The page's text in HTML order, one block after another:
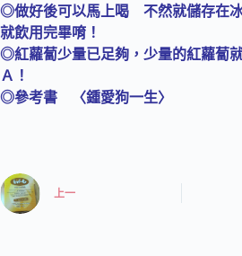
◎做好後可以馬上喝 不然就儲存在
就飲用完畢唷！
◎紅蘿蔔少量已足夠，少量的紅蘿蔔
Ａ！
◎參考書 〈鍾愛狗一生〉
上一